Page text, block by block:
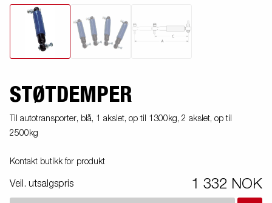
STØTDEMPER
Til autotransporter, blå, 1 akslet, op til 1300kg, 2 akslet, op til
2500kg
Kontakt butikk for produkt
Veil. utsalgspris 1 332 NOK